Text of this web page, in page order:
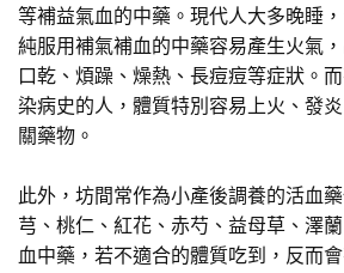
等補益氣血的中藥。現代人大多晚睡
純服用補氣補血的中藥容易產生火氣
口乾、煩躁、燥熱、長痘痘等症狀。
染病史的人，體質特別容易上火、發
關藥物。
此外，坊間常作為小產後調養的活血
芎、桃仁、紅花、赤芍、益母草、澤
血中藥，若不適合的體質吃到，反而